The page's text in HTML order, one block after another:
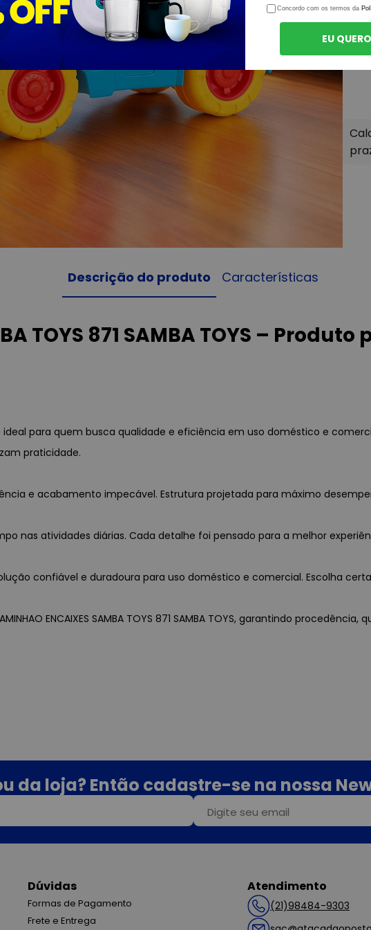
Descrição do produto Características
TOYS 871 SAMBA TOYS –
é ideal para quem busca qualidade e eficiência em uso doméstico e
praticidade.
e acabamento impecável. Estrutura projetada para máximo
nas atividades diárias. Cada detalhe foi pensado para a melhor
confiável e duradoura para uso doméstico e comercial. Escolha
ENCAIXES SAMBA TOYS 871 SAMBA TOYS, garantindo
da loja? Então cadastre-se na nossa
Dúvidas
Formas de Pagamento
Frete e Entrega
Atendimento
(21)98484-9303
Concordo com os termos da
EU